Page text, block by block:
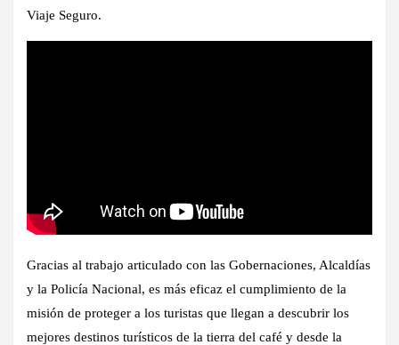
Viaje Seguro.
Gracias al trabajo articulado con las Gobernaciones, Alcaldías
y la Policía Nacional, es más eficaz el cumplimiento de la
misión de proteger a los turistas que llegan a descubrir los
mejores destinos turísticos de la tierra del café y desde la